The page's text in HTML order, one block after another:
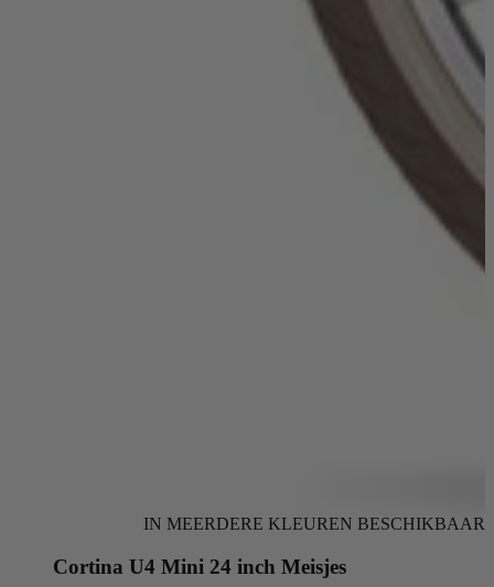
IN MEERDERE KLEUREN BESCHIKBAAR
Cortina U4 Mini 24 inch Meisjes